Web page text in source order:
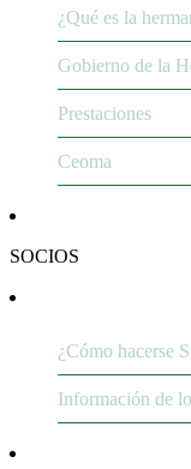
¿Qué es la
Gobierno de la
Prestaciones
Ceoma
SOCIOS
¿Cómo hacerse
Información de